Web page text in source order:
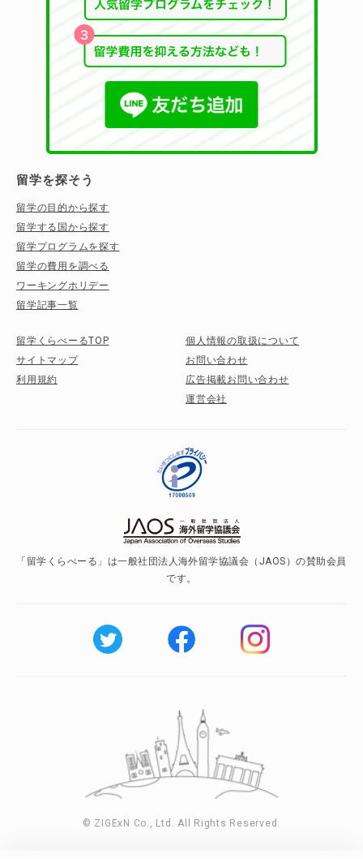
留学を探そう
留学の目的から探す
留学する国から探す
留学プログラムを探す
留学の費用を調べる
ワーキングホリデー
留学記事一覧
留学くらべーるTOP
サイトマップ
利用規約
個人情報の取扱について
お問い合わせ
広告掲載お問い合わせ
運営会社
「留学くらべーる」は一般社団法人海外留学協議会（JAOS）の賛助会員
です。
© ZIGExN Co., Ltd. All Rights Reserved.